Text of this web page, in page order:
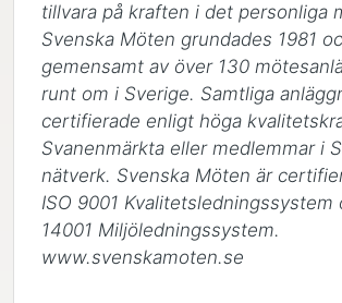
tillvara på kraften i det personliga
Svenska Möten grundades 1981
gemensamt av över 130
runt om i Sverige. Samtliga
certifierade enligt höga
Svanenmärkta eller medlemmar i
nätverk. Svenska Möten är
ISO 9001 Kvalitetsledningssystem
14001 Miljöledningssystem.
www.svenskamoten.se